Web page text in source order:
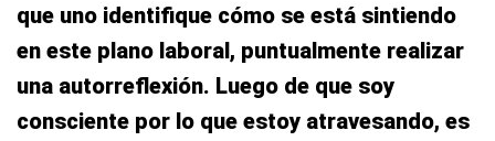
que uno identifique cómo se está sintiendo
en este plano laboral, puntualmente realizar
una autorreflexión. Luego de que soy
consciente por lo que estoy atravesando, es